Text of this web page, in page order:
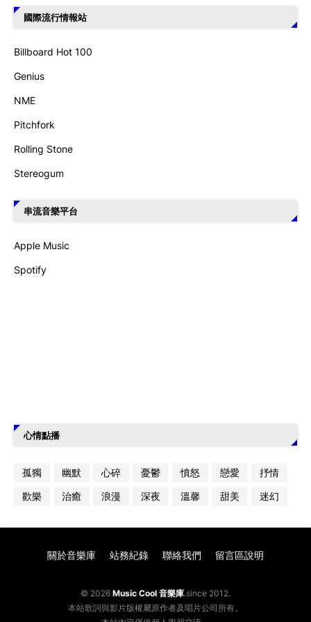
國際流行情報站
Billboard Hot 100
Genius
NME
Pitchfork
Rolling Stone
Stereogum
串流音樂平台
Apple Music
Spotify
心情點播
孤獨 幽默 心碎 憂鬱 憤怒 戀愛
抒情
歡樂
治癒 浪漫 深夜 溫馨 甜美 迷幻
© 2026 Music Cool 音樂庫.since 2012.
本站歌詞與影片版權屬原作者及唱片公司所有。
關於音樂庫 站務紀錄 聯絡我們 留言區說明